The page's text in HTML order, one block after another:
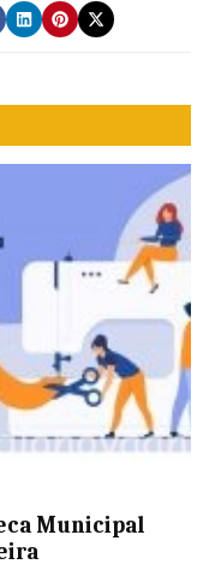
Municipal